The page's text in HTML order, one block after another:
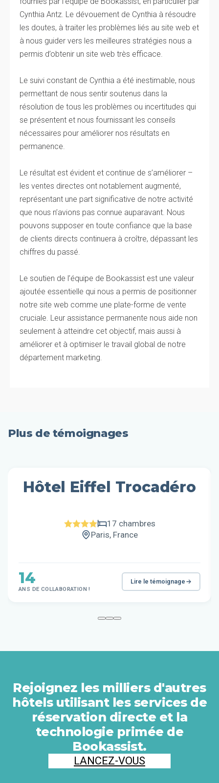
Cynthia Antz. Le dévouement de Cynthia à résoudre
les doutes, à traiter les problèmes liés au site web et
à nous guider vers les meilleures stratégies nous a
permis d’obtenir un site web très efficace.
Le suivi constant de Cynthia a été inestimable, nous
permettant de nous sentir soutenus dans la
résolution de tous les problèmes ou incertitudes qui
se présentent et nous fournissant les conseils
nécessaires pour améliorer nos résultats en
permanence.
Le résultat est évident et continue de s’améliorer –
les ventes directes ont notablement augmenté,
représentant une part significative de notre activité
que nous n’avions pas connue auparavant. Nous
pouvons supposer en toute confiance que la base
de clients directs continuera à croître, dépassant les
chiffres du passé.
Le soutien de l’équipe de Bookassist est une valeur
ajoutée essentielle qui nous a permis de positionner
notre site web comme une plate-forme de vente
cruciale. Leur assistance permanente nous aide non
seulement à atteindre cet objectif, mais aussi à
améliorer et à optimiser le travail global de notre
département marketing.
Plus de témoignages
Hôtel Eiffel Trocadéro
17 chambres
Paris, France
14
ANS DE COLLABORATION !
Lire le témoignage
Rejoignez les milliers d'autres
hôtels utilisant les services de
réservation directe et la
technologie primée de
Bookassist.
LANCEZ-VOUS